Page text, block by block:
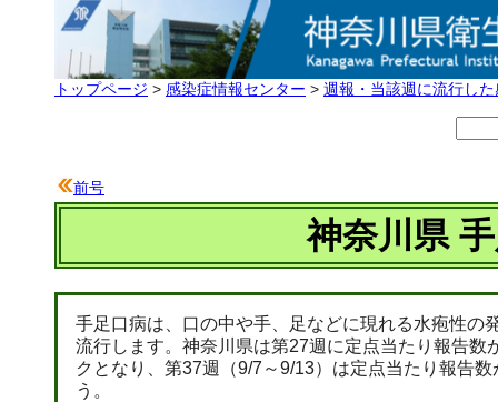
トップページ > 感染症情報センター > 週報・当該週に流行し
前号
神奈川県
手足口病は、口の中や手、足などに現れる水疱性の
流行します。神奈川県は第27週に定点当たり報告
クとなり、第37週（9/7～9/13）は定点当たり報告
う。